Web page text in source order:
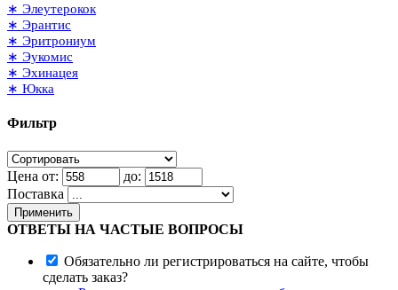
∗ Элеутерокок
∗ Эрантис
∗ Эритрониум
∗ Эукомис
∗ Эхинацея
∗ Юкка
Фильтр
Цена от:
до:
Поставка
Применить
ОТВЕТЫ НА ЧАСТЫЕ ВОПРОСЫ
Обязательно ли регистрироваться на сайте, чтобы
сделать заказ?